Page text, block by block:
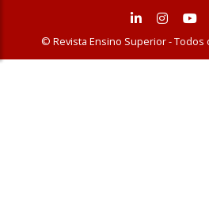
© Revista Ensino Superior -